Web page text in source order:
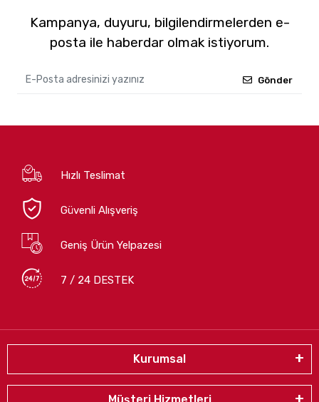
Kampanya, duyuru, bilgilendirmelerden e-
posta ile haberdar olmak istiyorum.
Gönder
Hızlı Teslimat
Güvenli Alışveriş
Geniş Ürün Yelpazesi
7 / 24 DESTEK
Kurumsal